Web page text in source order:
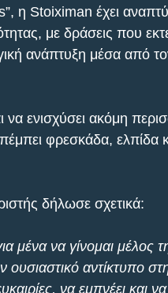
η Stoiximan έχει
με δράσεις που
ανάπτυξη μέσα από
να ενισχύσει ακόμη
φρεσκάδα, ελπίδα
δήλωσε σχετικά:
μένα να γίνομαι
ουσιαστικό αντίκτυπο
να εμπνέει